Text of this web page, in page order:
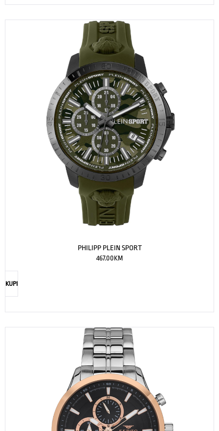
PHILIPP PLEIN SPORT
467.00KM
KUPI